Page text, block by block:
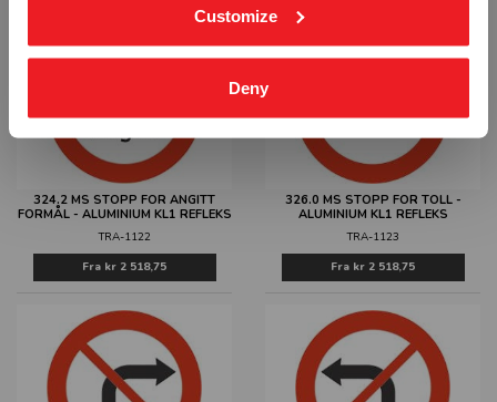
Customize
Deny
324.2 MS STOPP FOR ANGITT
FORMÅL - ALUMINIUM KL1 REFLEKS
TRA-1122
Fra kr 2 518,75
326.0 MS STOPP FOR TOLL -
ALUMINIUM KL1 REFLEKS
TRA-1123
Fra kr 2 518,75